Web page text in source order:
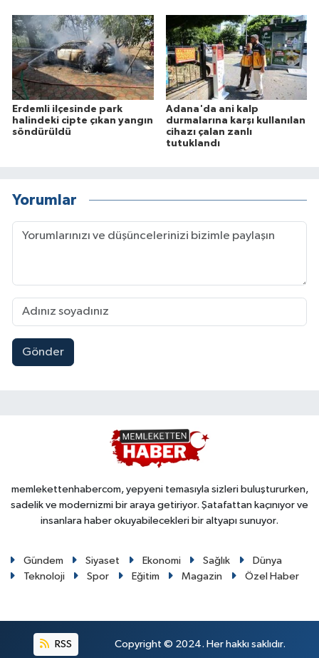
Erdemli ilçesinde park
halindeki cipte çıkan yangın
söndürüldü
Adana'da ani kalp
durmalarına karşı kullanılan
cihazı çalan zanlı
tutuklandı
Yorumlar
Gönder
memlekettenhabercom, yepyeni temasıyla sizleri buluştururken,
sadelik ve modernizmi bir araya getiriyor. Şatafattan kaçınıyor ve
insanlara haber okuyabilecekleri bir altyapı sunuyor.
Gündem Siyaset Ekonomi Sağlık
Dünya
Teknoloji
Spor Eğitim Magazin Özel Haber
RSS Copyright © 2024. Her hakkı saklıdır.